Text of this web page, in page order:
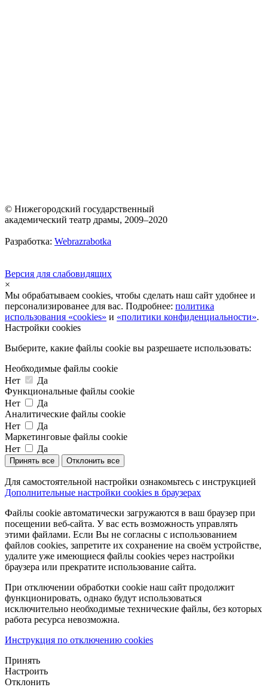
© Нижегородский государственный
академический театр драмы, 2009–2020
Разработка: Webrazrabotka
Версия для слабовидящих
×
Мы обрабатываем cookies, чтобы сделать наш сайт удобнее и
персонализированее для вас. Подробнее: политика
использования «cookies» и «политики конфиденциальности».
Настройки cookies
Выберите, какие файлы cookie вы разрешаете использовать:
Необходимые файлы cookie
Нет
Да
Функциональные файлы cookie
Нет
Да
Аналитические файлы cookie
Нет
Да
Маркетинговые файлы cookie
Нет
Да
Принять все Отклонить все
Для самостоятельной настройки ознакомьтесь с инструкцией
Дополнительные настройки cookies в браузерах
Файлы cookie автоматически загружаются в ваш браузер при
посещении веб-сайта. У вас есть возможность управлять
этими файлами. Если Вы не согласны с использованием
файлов cookies, запретите их сохранение на своём устройстве,
удалите уже имеющиеся файлы cookies через настройки
браузера или прекратите использование сайта.
При отключении обработки cookie наш сайт продолжит
функционировать, однако будут использоваться
исключительно необходимые технические файлы, без которых
работа ресурса невозможна.
Инструкция по отключению cookies
Принять
Настроить
Отклонить